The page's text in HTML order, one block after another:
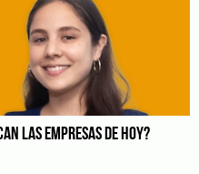
LAS EMPRESAS DE HOY?